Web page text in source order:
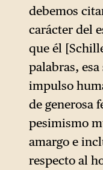
debemos
carácter del
que él
palabras,
impulso
de generosa
pesimismo
amargo e
respecto al